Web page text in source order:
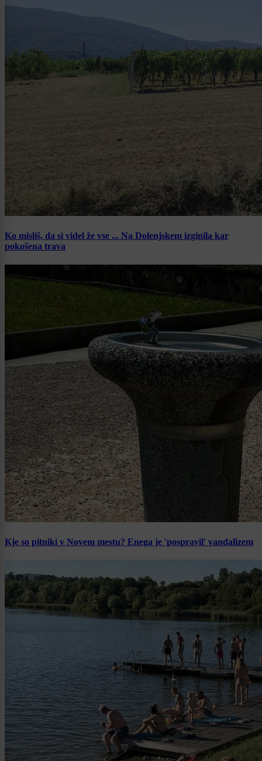
Ko misliš, da si videl že vse ... Na Dolenjskem izginila kar
pokošena trava
Kje so pitniki v Novem mestu? Enega je 'pospravil' vandalizem